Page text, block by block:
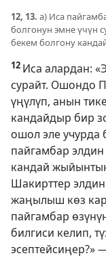
12, 13. а) Иса
болгонун эмне үчүн
бекем болгону
12 Иса алардан:
сурайт. Ошондо
үңүлүп, анын
кандайдыр бир
ошол эле учурда
пайгамбар
кандай
Шакирттер
жаңылыш көз
пайгамбар
билгиси келип,
эсептейсиңер?»